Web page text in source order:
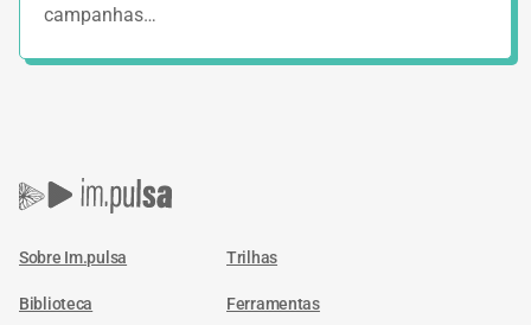
campanhas…
Sobre Im.pulsa Trilhas
Biblioteca Ferramentas